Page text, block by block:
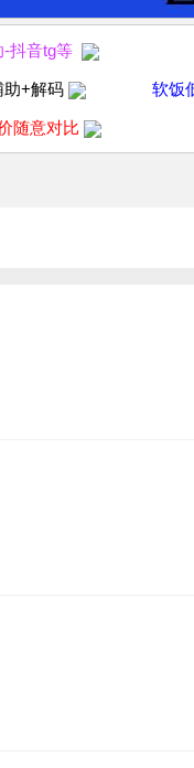
抖音tg等
助+解码 软饭
随意对比